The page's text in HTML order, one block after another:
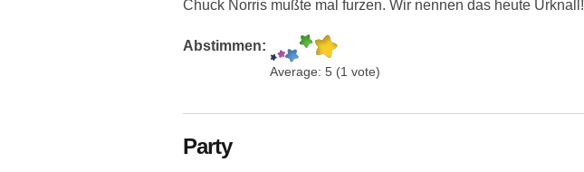
Chuck Norris mußte mal furzen. Wir nennen das heute Urknall!
Abstimmen:
Average: 5 (1 vote)
Party